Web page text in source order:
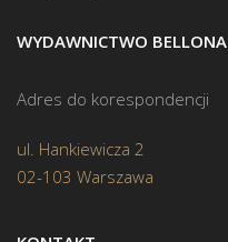
WYDAWNICTWO BELLONA
Adres do korespondencji
ul. Hankiewicza 2
02-103 Warszawa